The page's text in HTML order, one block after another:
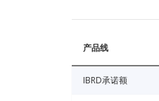
产品线
IBRD承诺额